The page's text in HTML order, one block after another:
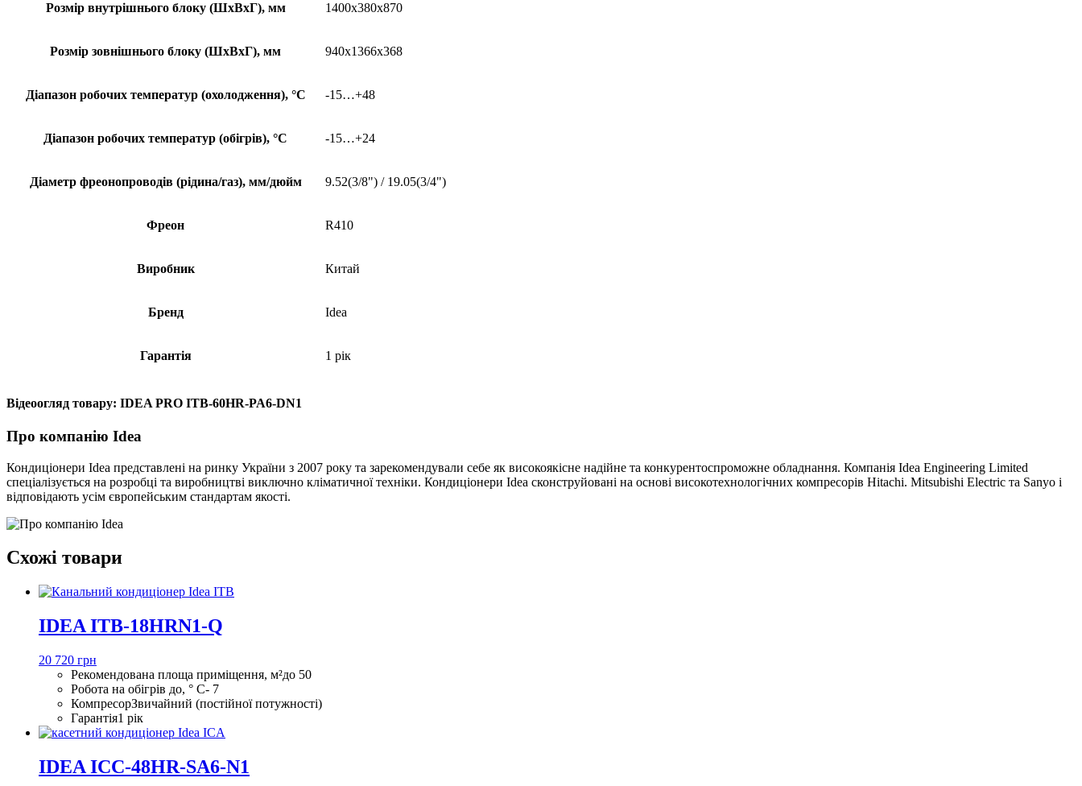
Розмір внутрішнього блоку (ШхВхГ), мм 1400x380x870
Розмір зовнішнього блоку (ШхВхГ), мм 940x1366x368
Діапазон робочих температур (охолодження), °С -15…+48
Діапазон робочих температур (обігрів), °С -15…+24
Діаметр фреонопроводів (рідина/газ), мм/дюйм 9.52(3/8") / 19.05(3/4")
Фреон R410
Виробник Китай
Бренд Idea
Гарантія 1 рік
Відеоогляд товару: IDEA PRO ITB-60HR-PA6-DN1
Про компанію Idea
Кондиціонери Idea представлені на ринку України з 2007 року та зарекомендували себе як високоякісне надійне та конкурентоспроможне обладнання. Компанія Idea Engineering Limited
спеціалізується на розробці та виробництві виключно кліматичної техніки. Кондиціонери Idea сконструйовані на основі високотехнологічних компресорів Hitachi. Mitsubishi Electric та Sanyo і
відповідають усім європейським стандартам якості.
Схожі товари
IDEA ITB-18HRN1-Q
20 720 грн
Рекомендована площа приміщення, м²до 50
Робота на обігрів до, ° С- 7
КомпресорЗвичайний (постійної потужності)
Гарантія1 рік
IDEA ICC-48HR-SA6-N1